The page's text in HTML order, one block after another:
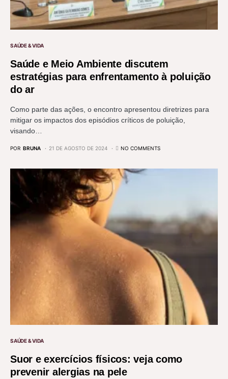
SAÚDE & VIDA
Saúde e Meio Ambiente discutem
estratégias para enfrentamento à poluição
do ar
Como parte das ações, o encontro apresentou diretrizes para
mitigar os impactos dos episódios críticos de poluição,
visando…
POR BRUNA 21 DE AGOSTO DE 2024 NO COMMENTS
SAÚDE & VIDA
Suor e exercícios físicos: veja como
prevenir alergias na pele